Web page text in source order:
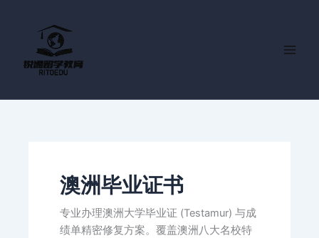
澳洲毕业证书
专业办理澳洲大学毕业证 (Testamur) 与成
绩单精密修复方案。覆盖澳洲八大名校特